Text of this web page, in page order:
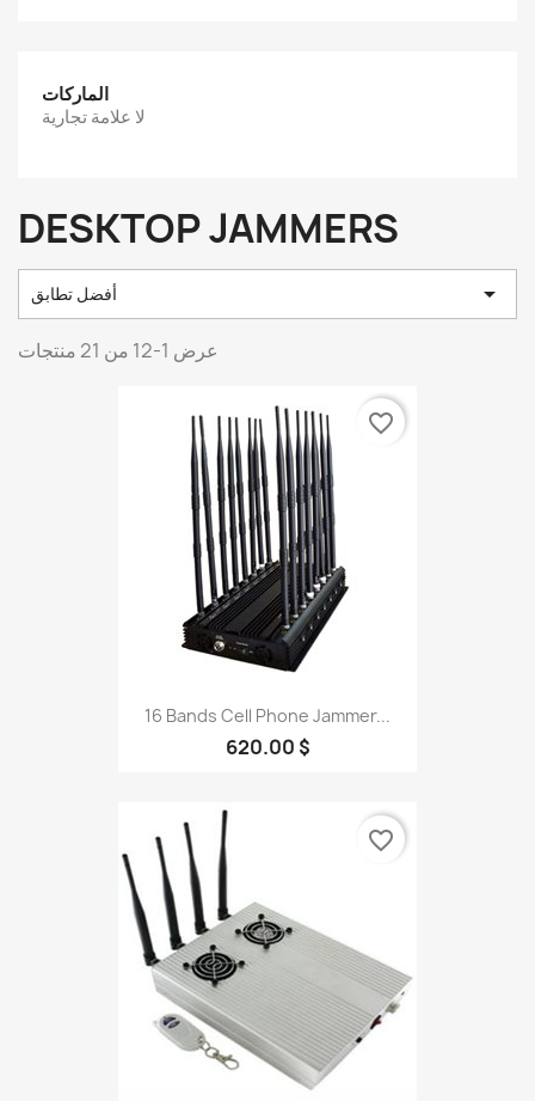
الماركات
لا علامة تجارية
DESKTOP JAMMERS
أفضل تطابق 
عرض 1-12 من 21 منتجات
16 Bands Cell Phone Jammer...
620.00 $
favorite_border
favorite_border